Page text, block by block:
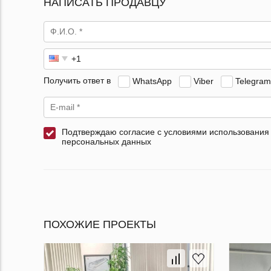
Получить ответ в WhatsApp Viber Telegram
Подтверждаю согласие с условиями использования
персональных данных
ПОХОЖИЕ ПРОЕКТЫ